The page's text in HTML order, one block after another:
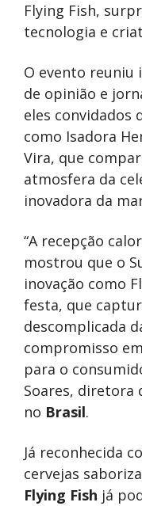
Flying Fish,
tecnologia e
O evento reuniu
de opinião e
eles convidados
como Isadora
Vira, que
atmosfera da
inovadora da
“A recepção
mostrou que o
inovação como
festa, que
descomplicada
compromisso
para o
Soares, diretora
no Brasil.
Já reconhecida
cervejas
Flying Fish já